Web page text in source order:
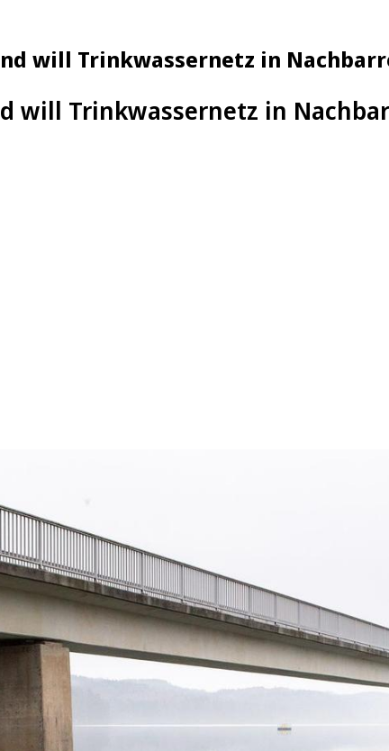
will Trinkwassernetz in
will Trinkwassernetz in